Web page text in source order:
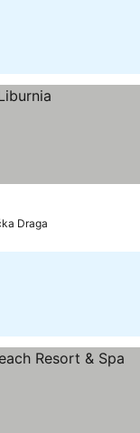
Draga